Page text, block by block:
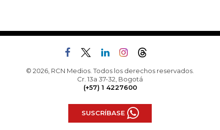
© 2026, RCN Medios. Todos los derechos reservados.
Cr. 13a 37-32, Bogotá
(+57) 1 4227600
SUSCRÍBASE